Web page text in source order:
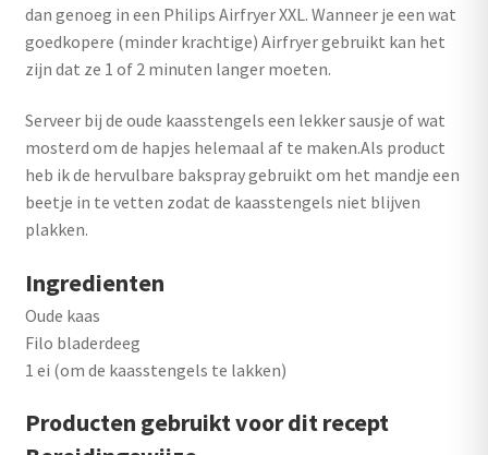
dan genoeg in een Philips Airfryer XXL. Wanneer je een wat
goedkopere (minder krachtige) Airfryer gebruikt kan het
zijn dat ze 1 of 2 minuten langer moeten.
Serveer bij de oude kaasstengels een lekker sausje of wat
mosterd om de hapjes helemaal af te maken.Als product
heb ik de hervulbare bakspray gebruikt om het mandje een
beetje in te vetten zodat de kaasstengels niet blijven
plakken.
Ingredienten
Oude kaas
Filo bladerdeeg
1 ei (om de kaasstengels te lakken)
Producten gebruikt voor dit recept